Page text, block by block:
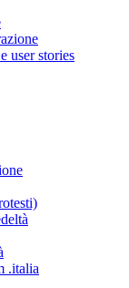
user stories
.italia